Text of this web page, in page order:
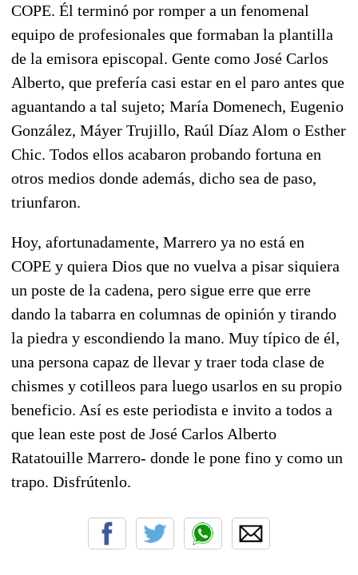
COPE. Él terminó por romper a un fenomenal
equipo de profesionales que formaban la plantilla
de la emisora episcopal. Gente como José Carlos
Alberto, que prefería casi estar en el paro antes que
aguantando a tal sujeto; María Domenech, Eugenio
González, Máyer Trujillo, Raúl Díaz Alom o Esther
Chic. Todos ellos acabaron probando fortuna en
otros medios donde además, dicho sea de paso,
triunfaron.
Hoy, afortunadamente, Marrero ya no está en
COPE y quiera Dios que no vuelva a pisar siquiera
un poste de la cadena, pero sigue erre que erre
dando la tabarra en columnas de opinión y tirando
la piedra y escondiendo la mano. Muy típico de él,
una persona capaz de llevar y traer toda clase de
chismes y cotilleos para luego usarlos en su propio
beneficio. Así es este periodista e invito a todos a
que lean este post de José Carlos Alberto
Ratatouille Marrero- donde le pone fino y como un
trapo. Disfrútenlo.